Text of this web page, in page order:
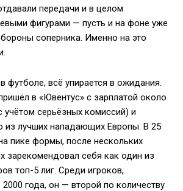
передачи и в целом
фигурами — пусть и на фоне уже
соперника. Именно на это
футболе, всё упирается в ожидания.
в «Ювентус» с зарплатой около
учётом серьёзных комиссий) и
из лучших нападающих Европы. В 25
пике формы, после нескольких
зарекомендовал себя как один из
топ-5 лиг. Среди игроков,
года, он — второй по количеству